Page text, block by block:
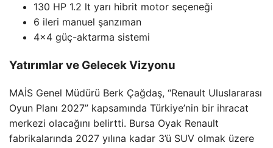
130 HP 1.2 lt yarı hibrit motor seçeneği
6 ileri manuel şanzıman
4×4 güç-aktarma sistemi
Yatırımlar ve Gelecek Vizyonu
MAİS Genel Müdürü Berk Çağdaş, “Renault Uluslararası
Oyun Planı 2027” kapsamında Türkiye’nin bir ihracat
merkezi olacağını belirtti. Bursa Oyak Renault
fabrikalarında 2027 yılına kadar 3’ü SUV olmak üzere